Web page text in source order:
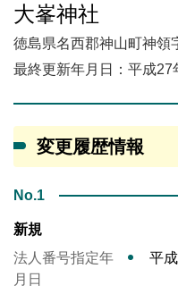
大峯神社
徳島県名西郡神山町神領
最終更新年月日：平成27
変更履歴情報
No.1
新規
法人番号指定年
月日
平